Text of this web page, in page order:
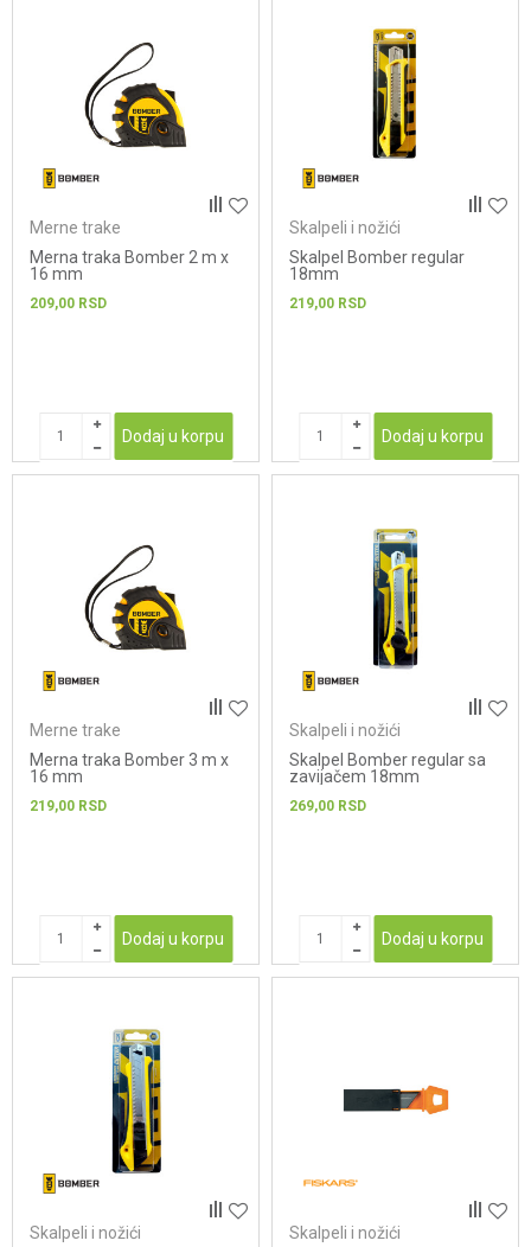
Merne trake
Merna traka Bomber 2 m x
16 mm
209,00 RSD
Dodaj u korpu
Skalpeli i nožići
Skalpel Bomber regular
18mm
219,00 RSD
Dodaj u korpu
Merne trake
Merna traka Bomber 3 m x
16 mm
219,00 RSD
Dodaj u korpu
Skalpeli i nožići
Skalpel Bomber regular sa
zavijačem 18mm
269,00 RSD
Dodaj u korpu
Skalpeli i nožići
Skalpeli i nožići